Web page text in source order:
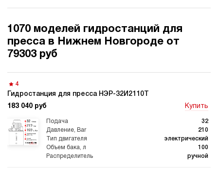
1070 моделей гидростанций для
пресса в Нижнем Новгороде от
79303 руб
Гидростанция для пресса НЭР-32И2110Т
4
183 040 руб Купить
32
210
электрический
100
ручной